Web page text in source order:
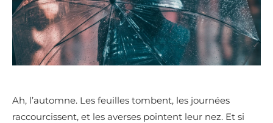
Ah, l’automne. Les feuilles tombent, les journées
raccourcissent, et les averses pointent leur nez. Et si